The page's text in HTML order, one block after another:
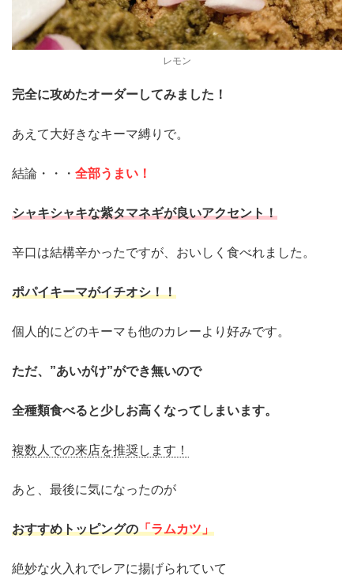
レモン
完全に攻めたオーダーしてみました！
あえて大好きなキーマ縛りで。
結論・・・ 全部うまい！
シャキシャキな紫タマネギが良いアクセント！
辛口は結構辛かったですが、おいしく食べれました。
ポパイキーマがイチオシ！！
個人的にどのキーマも他のカレーより好みです。
ただ、”あいがけ”ができ無いので
全種類食べると少しお高くなってしまいます。
複数人での来店を推奨します！
あと、最後に気になったのが
おすすめトッピングの「ラムカツ」
絶妙な火入れでレアに揚げられていて